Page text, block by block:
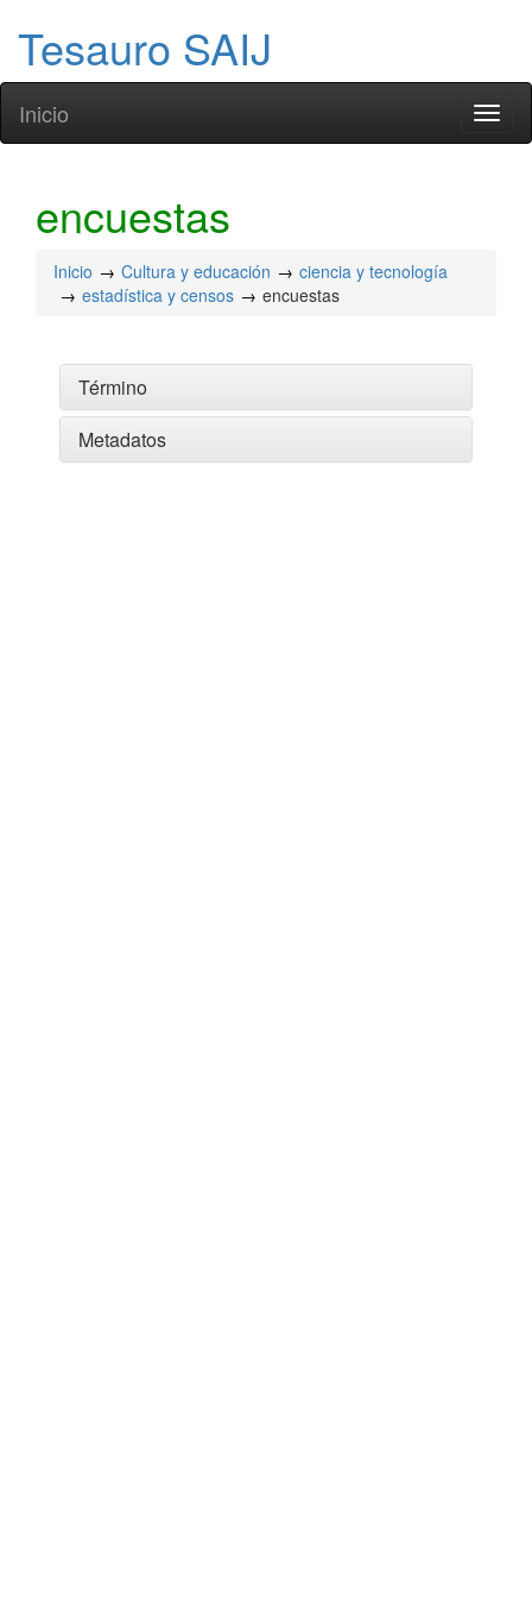
Tesauro SAIJ
Inicio
encuestas
Inicio Cultura y educación
ciencia y tecnología
estadística y censos
encuestas
Término
Metadatos